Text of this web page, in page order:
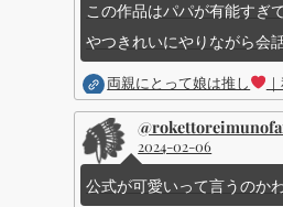
この作品はパパが有能すぎ
やつきれいにやりながら会
両親にとって娘は推し
2024-02-06
公式が可愛いって言うのか